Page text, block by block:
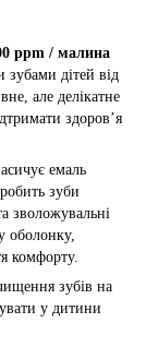
ppm / малина
дітей від
але делікатне
здоров’я
емаль
зуби
зволожувальні
оболонку,
комфорту.
зубів на
у дитини